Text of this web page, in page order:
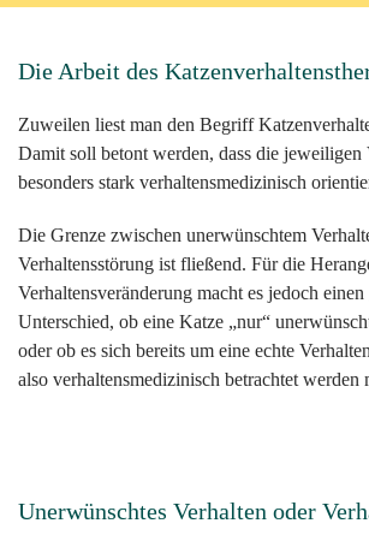
Die Arbeit des
Zuweilen liest man den Begriff
Damit soll betont werden, dass die jeweiligen
besonders stark verhaltensmedizinisch
Die Grenze zwischen unerwünschtem
Verhaltensstörung ist fließend. Für die
Verhaltensveränderung macht es jedoch einen
Unterschied, ob eine Katze „nur“
oder ob es sich bereits um eine echte
also verhaltensmedizinisch betrachtet werden
Unerwünschtes Verhalten oder